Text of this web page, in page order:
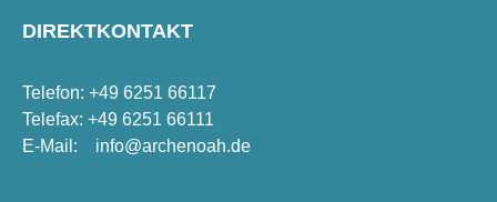
DIREKTKONTAKT
Telefon: +49 6251 66117
Telefax: +49 6251 66111
E-Mail: info@archenoah.de